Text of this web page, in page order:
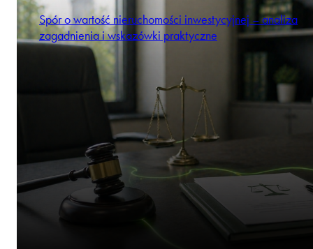
Spór o wartość nieruchomości inwestycyjnej – analiza
zagadnienia i wskazówki praktyczne